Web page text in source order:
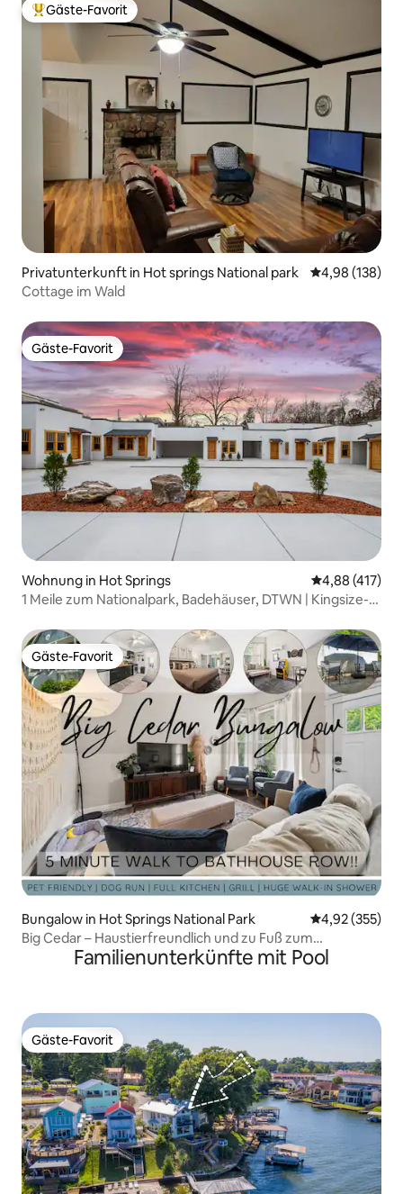
Beliebter Gäste-Favorit.
Gäste-Favorit
Privatunterkunft in Hot springs National park
4,98 (138)
Cottage im Wald
Gäste-Favorit
Gäste-Favorit
Wohnung in Hot Springs
4,88 (417)
1 Meile zum Nationalpark, Badehäuser, DTWN | Kingsize-
Gäste-Favorit
Gäste-Favorit
Bungalow in Hot Springs National Park
4,92 (355)
Big Cedar – Haustierfreundlich und zu Fuß zum
Bathhouse Row!Familienunterkünfte mit Pool
Gäste-Favorit
Gäste-Favorit